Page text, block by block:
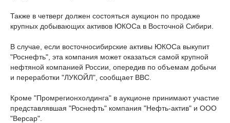
Также в четверг должен состояться аукцион по продаже
крупных добывающих активов ЮКОСа в Восточной Сибири.
В случае, если восточносибирские активы ЮКОСа выкупит
"Роснефть", эта компания может оказаться самой крупной
нефтяной компанией России, опередив по объемам добычи
и переработки "ЛУКОЙЛ", сообщает BBC.
Кроме "Промрегионхолдинга" в аукционе принимают участие
представлявшая "Роснефть" компания "Нефть-актив" и ООО
"Версар".